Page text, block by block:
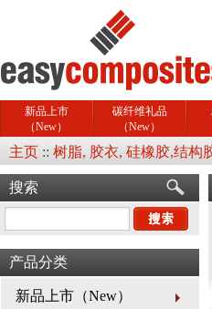
新品上市
（New）
碳纤维礼品
（New）
主页 :: 树脂, 胶衣, 硅橡胶,结构
搜索
产品分类
新品上市（New）